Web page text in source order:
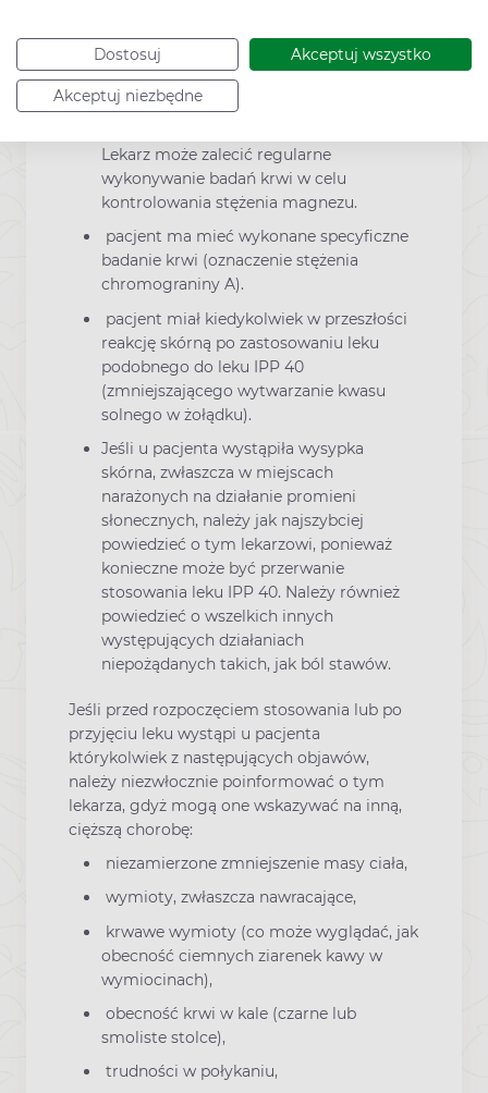
Dostosuj Akceptuj wszystko
Akceptuj niezbędne
którykolwiek z tych objawów, należy
niezwłocznie poinformować o tym
lekarza. Małe stężenie magnezu może
również prowadzić do zmniejszenia
Lekarz może zalecić regularne
wykonywanie badań krwi w celu
kontrolowania stężenia magnezu.
pacjent ma mieć wykonane specyficzne
badanie krwi (oznaczenie stężenia
chromograniny A).
pacjent miał kiedykolwiek w przeszłości
reakcję skórną po zastosowaniu leku
podobnego do leku IPP 40
(zmniejszającego wytwarzanie kwasu
solnego w żołądku).
Jeśli u pacjenta wystąpiła wysypka
skórna, zwłaszcza w miejscach
narażonych na działanie promieni
słonecznych, należy jak najszybciej
powiedzieć o tym lekarzowi, ponieważ
konieczne może być przerwanie
stosowania leku IPP 40. Należy również
powiedzieć o wszelkich innych
występujących działaniach
niepożądanych takich, jak ból stawów.
Jeśli przed rozpoczęciem stosowania lub po
przyjęciu leku wystąpi u pacjenta
którykolwiek z następujących objawów,
należy niezwłocznie poinformować o tym
lekarza, gdyż mogą one wskazywać na inną,
cięższą chorobę:
niezamierzone zmniejszenie masy ciała,
wymioty, zwłaszcza nawracające,
krwawe wymioty (co może wyglądać, jak
obecność ciemnych ziarenek kawy w
wymiocinach),
obecność krwi w kale (czarne lub
smoliste stolce),
trudności w połykaniu,